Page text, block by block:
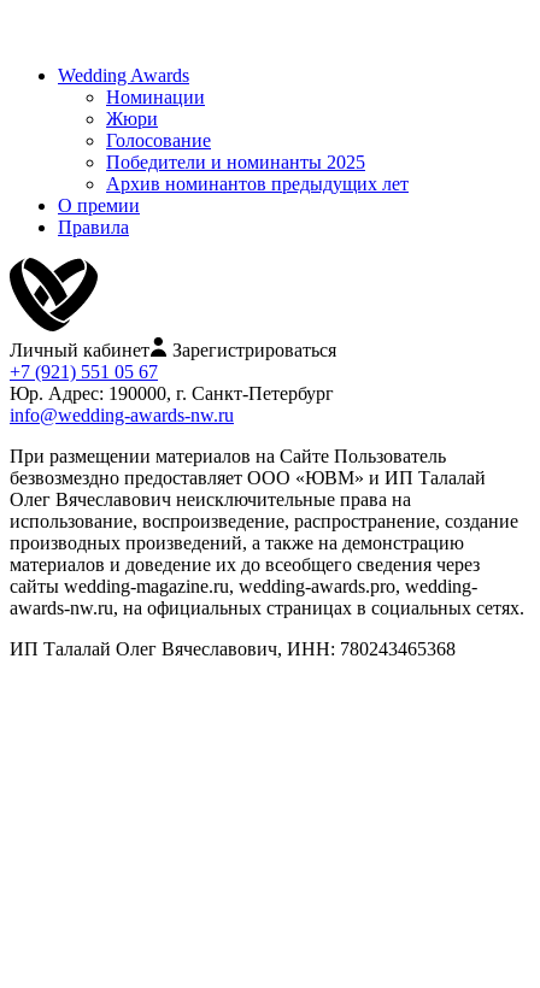
Wedding Awards
Номинации
Жюри
Голосование
Победители и номинанты 2025
Архив номинантов предыдущих лет
О премии
Правила
Личный кабинет
Зарегистрироваться
+7 (921) 551 05 67
Юр. Адрес: 190000, г. Санкт-Петербург
info@wedding-awards-nw.ru
При размещении материалов на Сайте Пользователь
безвозмездно предоставляет ООО «ЮВМ» и ИП Талалай
Олег Вячеславович неисключительные права на
использование, воспроизведение, распространение, создание
производных произведений, а также на демонстрацию
материалов и доведение их до всеобщего сведения через
сайты wedding-magazine.ru, wedding-awards.pro, wedding-
awards-nw.ru, на официальных страницах в социальных сетях.
ИП Талалай Олег Вячеславович, ИНН: 780243465368